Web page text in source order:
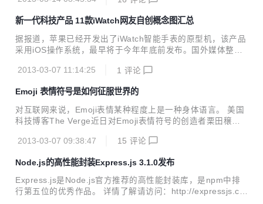
鲁宾将继续在谷歌任职，但该公司并未披露详细信息。 佩奇发
表博客文章称：“鲁宾决定，现在是时候该交出(Android业务)
控制权，开启谷歌一个新的篇章了。安迪，期待你再次登上月
ome OS将进...
新一代科技产品 11款iWatch网友自创概念图汇总
据报道，苹果已经开发出了iWatch智能手表的原型机，该产品
采用iOS操作系统，最早将于今年年底前发布。国外媒体整理
计师、学生等各种人群。以下是原文： 很多年以来，苹果iWat
都被吸引到库比蒂诺(苹果全球总部所在地)，今年他们终于要
带来大众们一直所期望的东西。而最大的问题是，哪一个故事
会最终胜出?螺旋形UI?基于iOS系统定制?柳木玻璃?手镯式设
计? 设想这些想法如何实现是一件很有趣的事。多亏了设计师
们、记者们和学生们，我们不需要在我们的脑子里想象这些内
2013-03-07 11:14:25 1 评论
Emoji 表情符号是如何征服世界的
对互联网来说，Emoji表情某种程度上是一种身体语言。 美国
科技博客The Verge近日对Emoji表情符号的创造者栗田穣崇
如何征服整个世界的。 在1995年，寻呼机在日本青少年中广
et Bell无线电寻呼系统中加入心形符号，让整个国家的中学生
都能在他们每天发送的数百万条信息中注入新的感情色彩，同
时又能让这些信息变得可爱。其结果是，NTT的业务蒸蒸日
上，其寻呼机变成了人手一部的设备，市场份额接近40%。但
2013-03-07 09:38:47 15 评论
Node.js的高性能封装Express.js 3.1.0发布
Express.js是Node.js官方推荐的高性能封装库，是npm中排
行第五位的优秀作品。 详情了解请访问：http://expressjs.co